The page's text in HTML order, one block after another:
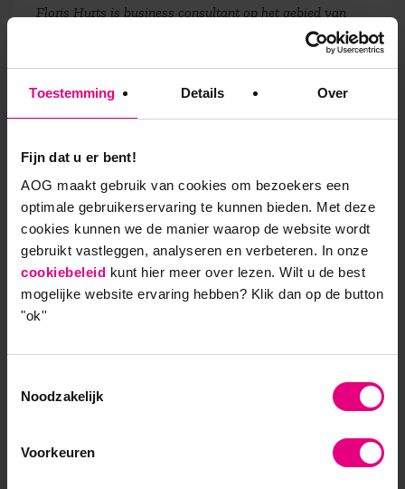
Toestemming Details Over
Fijn dat u er bent!
AOG maakt gebruik van cookies om bezoekers een
optimale gebruikerservaring te kunnen bieden. Met deze
cookies kunnen we de manier waarop de website wordt
gebruikt vastleggen, analyseren en verbeteren. In onze
cookiebeleid kunt hier meer over lezen. Wilt u de best
mogelijke website ervaring hebben? Klik dan op de button
"ok''
Noodzakelijk
Voorkeuren
Floris Hurts is business consultant op het gebied van
strategie en innovatie van dienstverlening, en oprichter
van HDNM dienst- en merkontwikkeling. Behalve De
Onmisbaarheidsfactor en het onderdeel over
dienstenmerken in het verzamelwerk Branding.nl. Bij
AOG treedt hij op als docent in de leergangen Kopstudie
Merkmanagement.
- Gelieerd aan de RUG